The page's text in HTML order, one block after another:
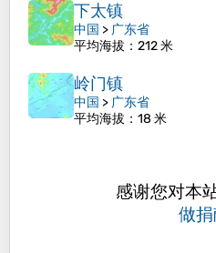
下太镇
中国 > 广东省
平均海拔 ：212 米
岭门镇
中国 > 广东省
平均海拔 ：18 米
感谢您对本
做